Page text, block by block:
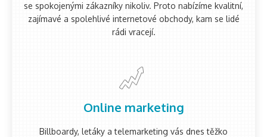
se spokojenými zákazníky nikoliv. Proto nabízíme kvalitní,
zajímavé a spolehlivé internetové obchody, kam se lidé
rádi vracejí.
Online marketing
Billboardy, letáky a telemarketing vás dnes těžko